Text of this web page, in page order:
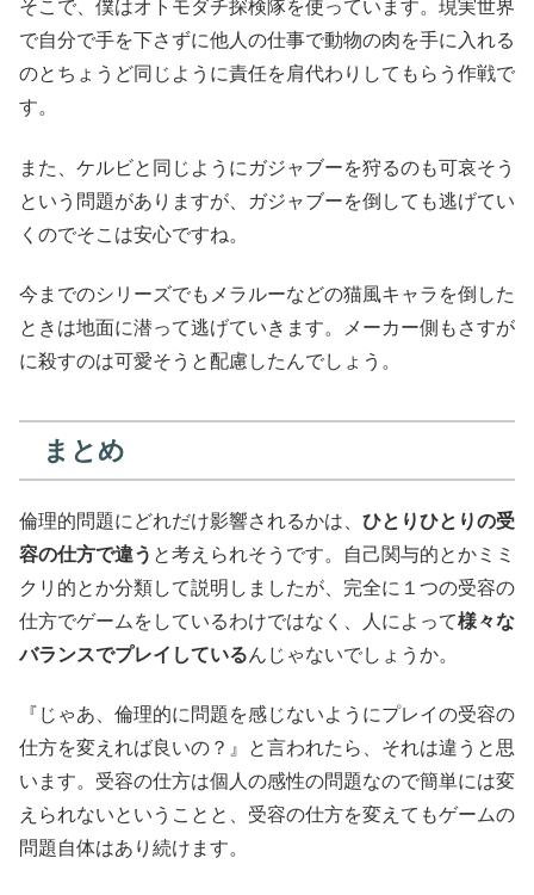
そこで、僕はオトモダチ探検隊を使っています。現実世界
で自分で手を下さずに他人の仕事で動物の肉を手に入れる
のとちょうど同じように責任を肩代わりしてもらう作戦で
す。
また、ケルビと同じようにガジャブーを狩るのも可哀そう
という問題がありますが、ガジャブーを倒しても逃げてい
くのでそこは安心ですね。
今までのシリーズでもメラルーなどの猫風キャラを倒した
ときは地面に潜って逃げていきます。メーカー側もさすが
に殺すのは可愛そうと配慮したんでしょう。
まとめ
倫理的問題にどれだけ影響されるかは、 ひとりひとりの受
容の仕方で違う と考えられそうです。自己関与的とかミミ
クリ的とか分類して説明しましたが、完全に１つの受容の
仕方でゲームをしているわけではなく、人によって様々な
バランスでプレイしているんじゃないでしょうか。
『じゃあ、倫理的に問題を感じないようにプレイの受容の
仕方を変えれば良いの？』と言われたら、それは違うと思
います。受容の仕方は個人の感性の問題なので簡単には変
えられないということと、受容の仕方を変えてもゲームの
問題自体はあり続けます。